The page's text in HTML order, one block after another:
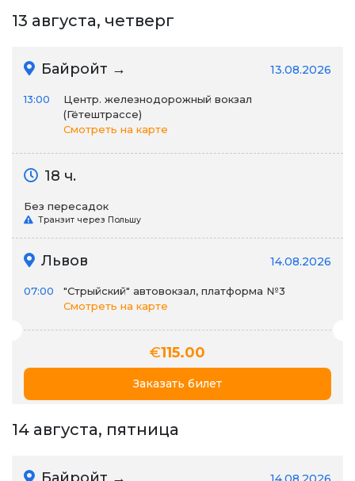
13 августа, четверг
Байройт → 13.08.2026
13:00
Центр. железнодорожный вокзал
(Гётештрассе)
Смотреть на карте
18 ч.
Без пересадок
Транзит через Польшу
Львов 14.08.2026
07:00
"Стрыйский" автовокзал, платформа №3
Смотреть на карте
€115.00
Заказать билет
14 августа, пятница